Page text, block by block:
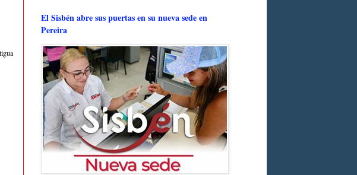
El Sisbén abre sus puertas en su nueva sede en
Pereira